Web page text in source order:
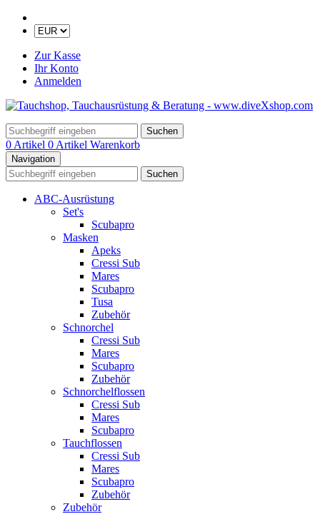
Zur Kasse
Ihr Konto
Anmelden
Suchen
0 Artikel 0 Artikel Warenkorb
Navigation
Suchen
ABC-Ausrüstung
Set's
Scubapro
Masken
Apeks
Cressi Sub
Mares
Scubapro
Tusa
Zubehör
Schnorchel
Cressi Sub
Mares
Scubapro
Zubehör
Schnorchelflossen
Cressi Sub
Mares
Scubapro
Tauchflossen
Cressi Sub
Mares
Scubapro
Zubehör
Zubehör